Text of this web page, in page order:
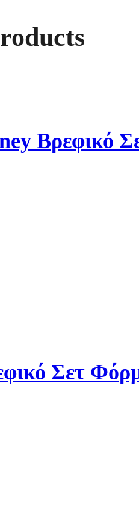
Βρεφικό
Σετ